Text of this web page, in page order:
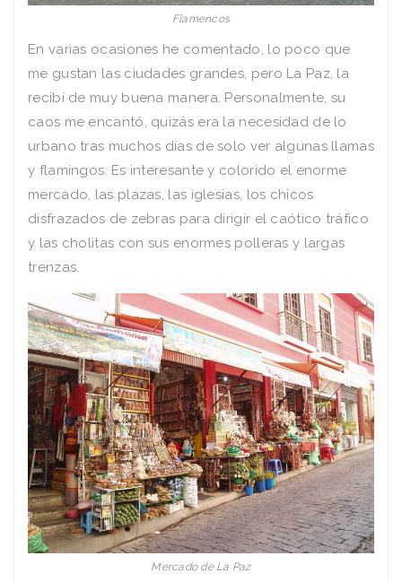
Flamencos
En varias ocasiones he comentado, lo poco que
me gustan las ciudades grandes, pero La Paz, la
recibí de muy buena manera. Personalmente, su
caos me encantó, quizás era la necesidad de lo
urbano tras muchos días de solo ver algunas llamas
y flamingos. Es interesante y colorido el enorme
mercado, las plazas, las iglesias, los chicos
disfrazados de zebras para dirigir el caótico tráfico
y las cholitas con sus enormes polleras y largas
trenzas.
Mercado de La Paz